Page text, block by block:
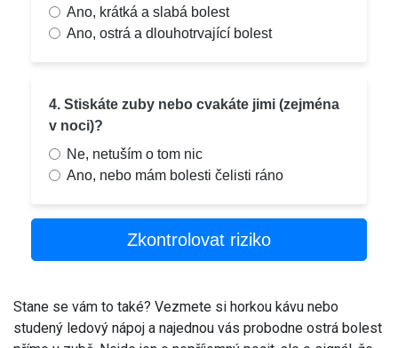
Ano, krátká a slabá bolest
Ano, ostrá a dlouhotrvající bolest
4. Stiskáte zuby nebo cvakáte jimi (zejména
v noci)?
Ne, netuším o tom nic
Ano, nebo mám bolesti čelisti ráno
Zkontrolovat riziko
Stane se vám to také? Vezmete si horkou kávu nebo
studený ledový nápoj a najednou vás probodne ostrá bolest